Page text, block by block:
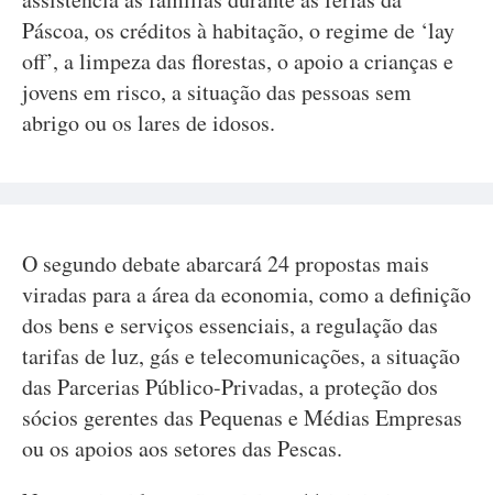
Páscoa, os créditos à habitação, o regime de ‘lay
off’, a limpeza das florestas, o apoio a crianças e
jovens em risco, a situação das pessoas sem
abrigo ou os lares de idosos.
O segundo debate abarcará 24 propostas mais
viradas para a área da economia, como a definição
dos bens e serviços essenciais, a regulação das
tarifas de luz, gás e telecomunicações, a situação
das Parcerias Público-Privadas, a proteção dos
sócios gerentes das Pequenas e Médias Empresas
ou os apoios aos setores das Pescas.